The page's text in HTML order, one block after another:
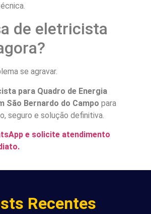
de eletricista
se agravar.
para Quadro de Energia
São Bernardo do Campo para
seguro e solução definitiva.
e solicite atendimento
Recentes